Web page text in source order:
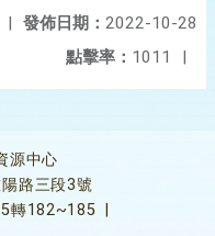
發佈日期： 2022-10-28
|
點擊率： 1011 |
源中心
路三段3號
轉182~185